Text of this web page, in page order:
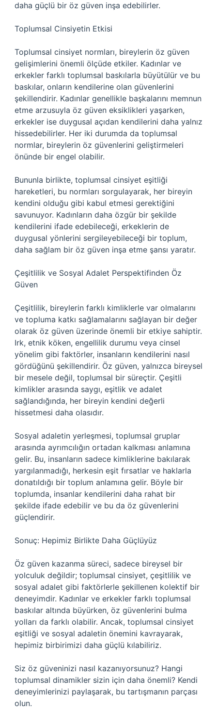
daha güçlü bir öz güven inşa edebilirler.
Toplumsal Cinsiyetin Etkisi
Toplumsal cinsiyet normları, bireylerin öz güven
gelişimlerini önemli ölçüde etkiler. Kadınlar ve
erkekler farklı toplumsal baskılarla büyütülür ve bu
baskılar, onların kendilerine olan güvenlerini
şekillendirir. Kadınlar genellikle başkalarını memnun
etme arzusuyla öz güven eksiklikleri yaşarken,
erkekler ise duygusal açıdan kendilerini daha yalnız
hissedebilirler. Her iki durumda da toplumsal
normlar, bireylerin öz güvenlerini geliştirmeleri
önünde bir engel olabilir.
Bununla birlikte, toplumsal cinsiyet eşitliği
hareketleri, bu normları sorgulayarak, her bireyin
kendini olduğu gibi kabul etmesi gerektiğini
savunuyor. Kadınların daha özgür bir şekilde
kendilerini ifade edebileceği, erkeklerin de
duygusal yönlerini sergileyebileceği bir toplum,
daha sağlam bir öz güven inşa etme şansı yaratır.
Çeşitlilik ve Sosyal Adalet Perspektifinden Öz
Güven
Çeşitlilik, bireylerin farklı kimliklerle var olmalarını
ve topluma katkı sağlamalarını sağlayan bir değer
olarak öz güven üzerinde önemli bir etkiye sahiptir.
Irk, etnik köken, engellilik durumu veya cinsel
yönelim gibi faktörler, insanların kendilerini nasıl
gördüğünü şekillendirir. Öz güven, yalnızca bireysel
bir mesele değil, toplumsal bir süreçtir. Çeşitli
kimlikler arasında saygı, eşitlik ve adalet
sağlandığında, her bireyin kendini değerli
hissetmesi daha olasıdır.
Sosyal adaletin yerleşmesi, toplumsal gruplar
arasında ayrımcılığın ortadan kalkması anlamına
gelir. Bu, insanların sadece kimliklerine bakılarak
yargılanmadığı, herkesin eşit fırsatlar ve haklarla
donatıldığı bir toplum anlamına gelir. Böyle bir
toplumda, insanlar kendilerini daha rahat bir
şekilde ifade edebilir ve bu da öz güvenlerini
güçlendirir.
Sonuç: Hepimiz Birlikte Daha Güçlüyüz
Öz güven kazanma süreci, sadece bireysel bir
yolculuk değildir; toplumsal cinsiyet, çeşitlilik ve
sosyal adalet gibi faktörlerle şekillenen kolektif bir
deneyimdir. Kadınlar ve erkekler farklı toplumsal
baskılar altında büyürken, öz güvenlerini bulma
yolları da farklı olabilir. Ancak, toplumsal cinsiyet
eşitliği ve sosyal adaletin önemini kavrayarak,
hepimiz birbirimizi daha güçlü kılabiliriz.
Siz öz güveninizi nasıl kazanıyorsunuz? Hangi
toplumsal dinamikler sizin için daha önemli? Kendi
deneyimlerinizi paylaşarak, bu tartışmanın parçası
olun.